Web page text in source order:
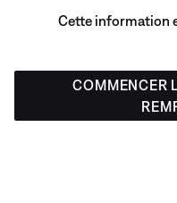
Cette information
COMMENCER